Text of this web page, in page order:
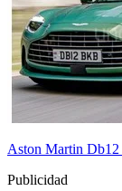
Aston Martin Db12
Publicidad